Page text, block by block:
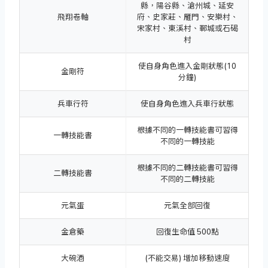
飛翔卷軸
縣，陽谷縣、滄州城、延安
府、史家莊、雁門、安樂村、
宋家村、東溪村、鄆城或石碣
村
金剛符
使自身角色進入金剛狀態(10
分鐘)
兵車行符 使自身角色進入兵車行狀態
一轉技能書
根據不同的一轉技能書可習得
不同的一轉技能
二轉技能書
根據不同的二轉技能書可習得
不同的二轉技能
元氣蛋 元氣全部回復
金倉藥 回復生命值 500點
大碗酒 (不能交易) 增加移動速度